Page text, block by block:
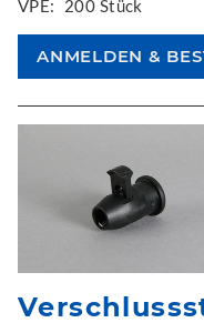
VPE:
200 Stück